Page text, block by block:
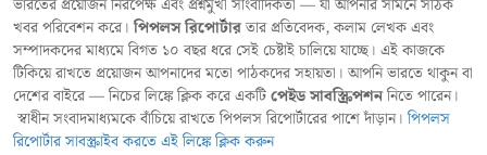
ভারতের প্রয়োজন নিরপেক্ষ এবং প্রশ্নমুখী সাংবাদিকতা — যা আপনার সামনে সঠিক
খবর পরিবেশন করে।পিপলস রিপোর্টারতার প্রতিবেদক, কলাম লেখক এবং
সম্পাদকদের মাধ্যমে বিগত ১০ বছর ধরে সেই চেষ্টাই চালিয়ে যাচ্ছে। এই কাজকে
টিকিয়ে রাখতে প্রয়োজন আপনাদের মতো পাঠকদের সহায়তা। আপনি ভারতে থাকুন বা
দেশের বাইরে — নিচের লিঙ্কে ক্লিক করে একটিপেইড সাবস্ক্রিপশননিতে পারেন।
স্বাধীন সংবাদমাধ্যমকে বাঁচিয়ে রাখতে পিপলস রিপোর্টারের পাশে দাঁড়ান।পিপলস
রিপোর্টার সাবস্ক্রাইব করতে এই লিঙ্কে ক্লিক করুন